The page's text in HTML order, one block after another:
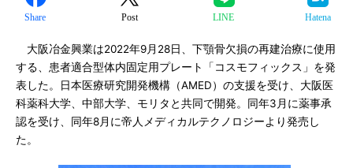
Share Post LINE Hatena
大阪冶金興業は2022年9月28日、下顎骨欠損の再建治療に使用
する、患者適合型体内固定用プレート「コスモフィックス」を発
表した。日本医療研究開発機構（AMED）の支援を受け、大阪医
科薬科大学、中部大学、モリタと共同で開発。同年3月に薬事承
認を受け、同年8月に帝人メディカルテクノロジーより発売し
た。